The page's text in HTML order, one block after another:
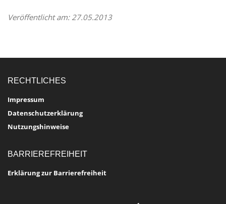
Veröffentlicht am: 27.05.2013
RECHTLICHES
Impressum
Datenschutzerklärung
Nutzungshinweise
BARRIEREFREIHEIT
Erklärung zur Barrierefreiheit